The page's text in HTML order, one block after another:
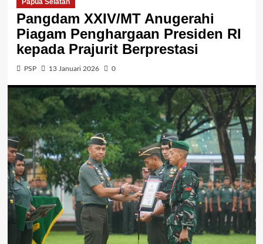
Papua Selatan
Pangdam XXIV/MT Anugerahi
Piagam Penghargaan Presiden RI
kepada Prajurit Berprestasi
PSP 13 Januari 2026 0